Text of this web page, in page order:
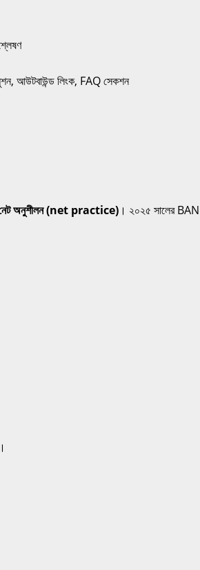
আউটবাউন্ড লিংক, FAQ সেকশন
অনুশীলন (net practice) । ২০২৫ সালের